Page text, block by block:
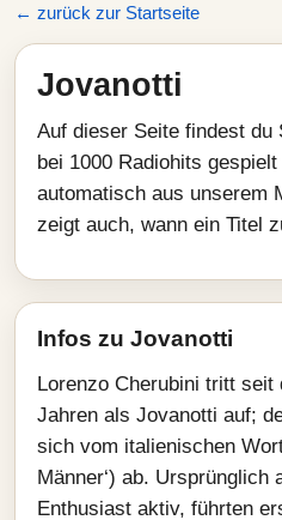
← zurück zur Startseite
Jovanotti
Auf dieser Seite findest du
bei 1000 Radiohits
automatisch aus unserem
zeigt auch, wann ein Titel
Infos zu Jovanotti
Lorenzo Cherubini tritt seit
Jahren als Jovanotti auf;
sich vom italienischen
Männer‘) ab. Ursprünglich
Enthusiast aktiv, führten